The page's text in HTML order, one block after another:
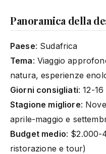
Panoramica della
Paese: Sudafrica
Tema: Viaggio
natura, esperienze
Giorni consigliati: 12-
Stagione migliore:
aprile-maggio e
Budget medio: $2.000-
ristorazione e tour)